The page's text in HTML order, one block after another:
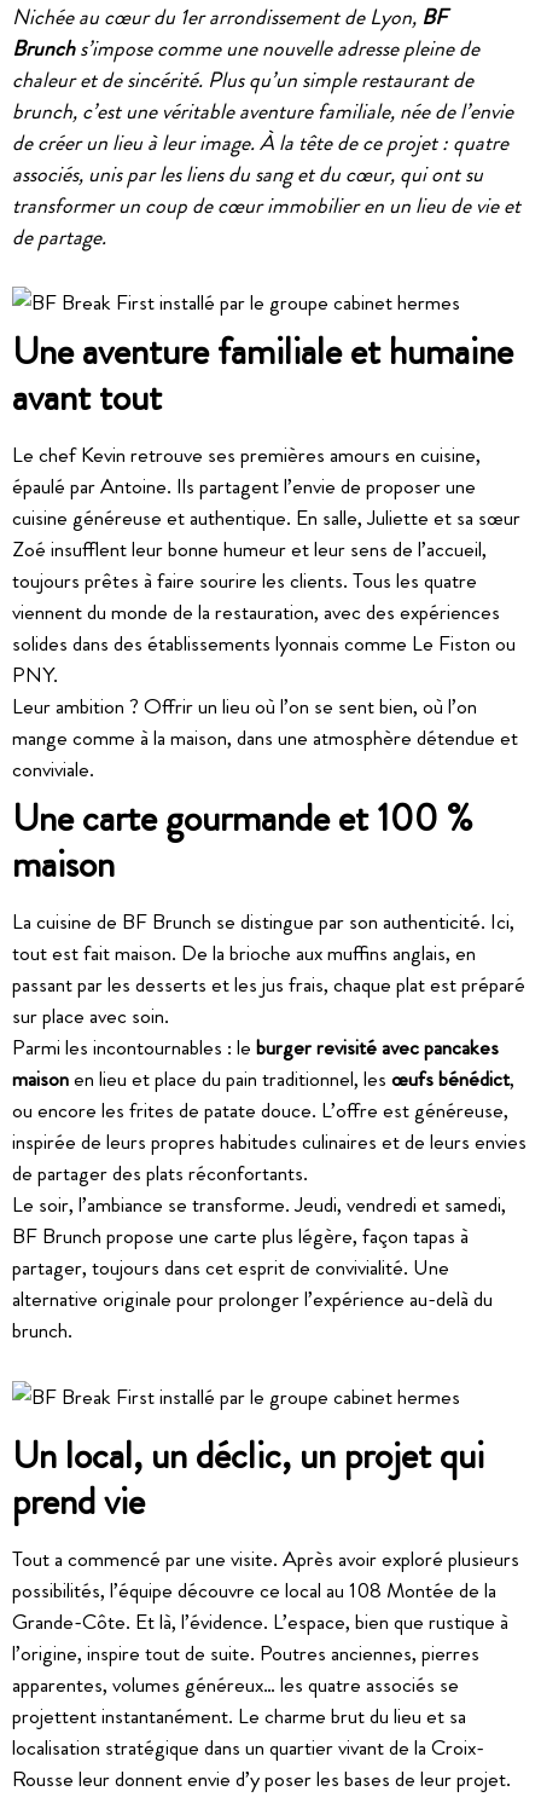
Nichée au cœur du 1er arrondissement de Lyon, BF
Brunchs’impose comme une nouvelle adresse pleine de
chaleur et de sincérité. Plus qu’un simple restaurant de
brunch, c’est une véritable aventure familiale, née de l’envie
de créer un lieu à leur image. À la tête de ce projet : quatre
associés, unis par les liens du sang et du cœur, qui ont su
transformer un coup de cœur immobilier en un lieu de vie et
de partage.
Une aventure familiale et humaine
avant tout
Le chef Kevin retrouve ses premières amours en cuisine,
épaulé par Antoine. Ils partagent l’envie de proposer une
cuisine généreuse et authentique. En salle, Juliette et sa sœur
Zoé insufflent leur bonne humeur et leur sens de l’accueil,
toujours prêtes à faire sourire les clients. Tous les quatre
viennent du monde de la restauration, avec des expériences
solides dans des établissements lyonnais comme Le Fiston ou
PNY.
Leur ambition ? Offrir un lieu où l’on se sent bien, où l’on
mange comme à la maison, dans une atmosphère détendue et
conviviale.
Une carte gourmande et 100 %
maison
La cuisine de BF Brunch se distingue par son authenticité. Ici,
tout est fait maison. De la brioche aux muffins anglais, en
passant par les desserts et les jus frais, chaque plat est préparé
sur place avec soin.
Parmi les incontournables : leburger revisité avec pancakes
maisonen lieu et place du pain traditionnel, lesœufs bénédict,
ou encore les frites de patate douce. L’offre est généreuse,
inspirée de leurs propres habitudes culinaires et de leurs envies
de partager des plats réconfortants.
Le soir, l’ambiance se transforme. Jeudi, vendredi et samedi,
BF Brunch propose une carte plus légère, façon tapas à
partager, toujours dans cet esprit de convivialité. Une
alternative originale pour prolonger l’expérience au-delà du
brunch.
Un local, un déclic, un projet qui
prend vie
Tout a commencé par une visite. Après avoir exploré plusieurs
possibilités, l’équipe découvre ce local au 108 Montée de la
Grande-Côte. Et là, l’évidence. L’espace, bien que rustique à
l’origine, inspire tout de suite. Poutres anciennes, pierres
apparentes, volumes généreux… les quatre associés se
projettent instantanément. Le charme brut du lieu et sa
localisation stratégique dans un quartier vivant de la Croix-
Rousse leur donnent envie d’y poser les bases de leur projet.